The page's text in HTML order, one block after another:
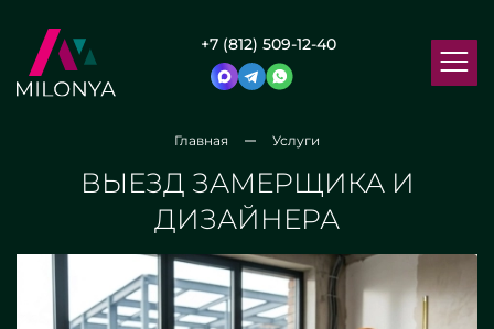
+7 (812) 509-12-40
Главная Услуги
ВЫЕЗД ЗАМЕРЩИКА И
ДИЗАЙНЕРА